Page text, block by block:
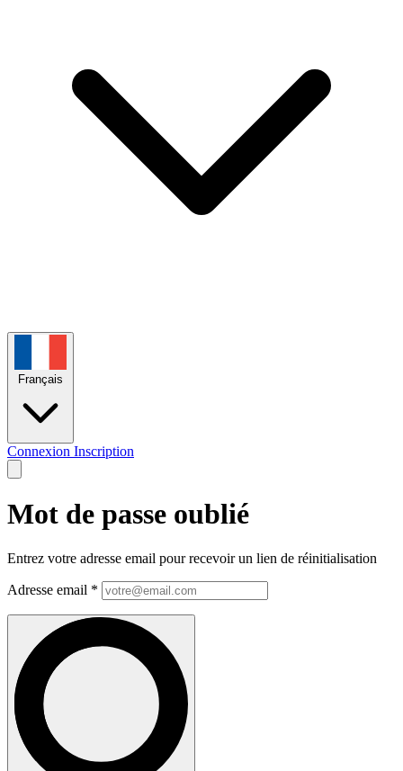
Français
Connexion Inscription
Mot de passe oublié
Entrez votre adresse email pour recevoir un lien de réinitialisation
Adresse email *